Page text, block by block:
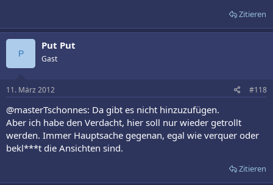
Zitieren
P
Put Put
Gast
11. März 2012 #118
@masterTschonnes: Da gibt es nicht hinzuzufügen.
Aber ich habe den Verdacht, hier soll nur wieder getrollt
werden. Immer Hauptsache gegenan, egal wie verquer oder
bekl***t die Ansichten sind.
Zitieren